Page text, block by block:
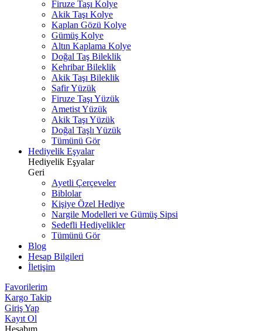
Firuze Taşı Kolye
Akik Taşı Kolye
Kaplan Gözü Kolye
Gümüş Kolye
Altın Kaplama Kolye
Doğal Taş Bileklik
Kehribar Bileklik
Akik Taşı Bileklik
Safir Yüzük
Firuze Taşı Yüzük
Ametist Yüzük
Akik Taşı Yüzük
Doğal Taşlı Yüzük
Tümünü Gör
Hediyelik Eşyalar
Hediyelik Eşyalar
Geri
Ayetli Çerçeveler
Biblolar
Kişiye Özel Hediye
Nargile Modelleri ve Gümüş Sipsi
Sedefli Hediyelikler
Tümünü Gör
Blog
Hesap Bilgileri
İletişim
Favorilerim
Kargo Takip
Giriş Yap
Kayıt Ol
Hesabım